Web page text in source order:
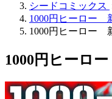
シードコミックス
1000円ヒーロー
1000円ヒーロー
1000円ヒーロ